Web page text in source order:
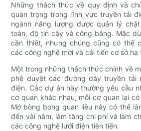
Những thách thức về quy định và
quan trọng trong lĩnh vực truyền tải
ngành năng lượng được quản lý
toàn, độ tin cậy và công bằng. Mặc
cần thiết, nhưng chúng cũng có thể
các công nghệ mới và cải tiến cơ sở hạ
Một trong những thách thức chính về
phê duyệt các đường dây truyền tải
điện. Các dự án này thường yêu cầu
cơ quan khác nhau, mỗi cơ quan lại
Mớ bòng bong quan liêu này có thể
đến vài năm, làm tăng chi phí và làm
các công nghệ lưới điện tiên tiến.